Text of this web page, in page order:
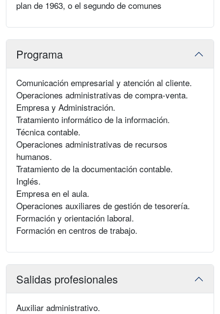
plan de 1963, o el segundo de comunes
Programa
Comunicación empresarial y atención al cliente.
Operaciones administrativas de compra-venta.
Empresa y Administración.
Tratamiento informático de la información.
Técnica contable.
Operaciones administrativas de recursos
humanos.
Tratamiento de la documentación contable.
Inglés.
Empresa en el aula.
Operaciones auxiliares de gestión de tesorería.
Formación y orientación laboral.
Formación en centros de trabajo.
Salidas profesionales
Auxiliar administrativo.